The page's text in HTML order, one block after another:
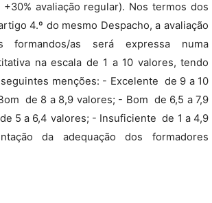
+30% avaliação regular). Nos termos dos
4.º do mesmo Despacho, a avaliação
formandos/as será expressa numa
na escala de 1 a 10 valores, tendo
menções: - Excelente  de 9 a 10
 de 8 a 8,9 valores; - Bom  de 6,5 a 7,9
5 a 6,4 valores; - Insuficiente  de 1 a 4,9
da adequação dos formadores